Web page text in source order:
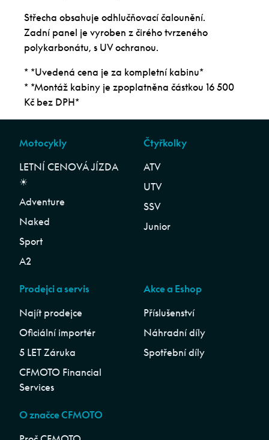
Střecha obsahuje odhlučňovací čalounění.
Zadní panel je vyroben z čirého tvrzeného
polykarbonátu, s UV ochranou.
* *Uvedená cena je za kompletní kabinu*
* *Montáž kabiny je zpoplatněna částkou 16 500
Kč bez DPH*
Motocykly
LETNÍ CENOVÁ JÍZDA
☀︎
Adventure
Naked
Sport
A2
Čtyřkolky
ATV
UTV
SSV
Junior
Prodejci a servis
Najít prodejce
Oficiální importér
5 LET Záruka
CFMOTO Financial
Services
Akce a Eshop
Příslušenství
Náhradní díly
Spotřební díly
O značce CFMOTO